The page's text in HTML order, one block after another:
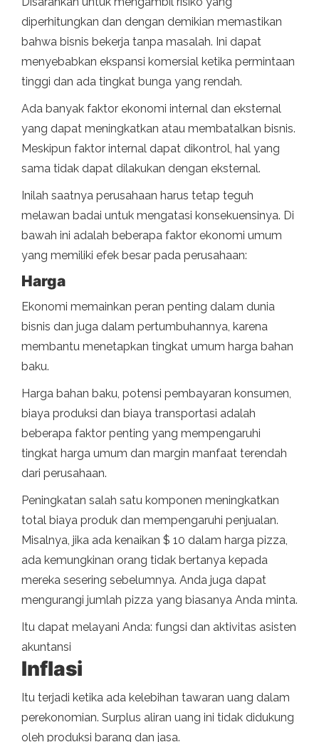
diperhitungkan dan dengan demikian memastikan
bahwa bisnis bekerja tanpa masalah. Ini dapat
menyebabkan ekspansi komersial ketika permintaan
tinggi dan ada tingkat bunga yang rendah.
Ada banyak faktor ekonomi internal dan eksternal
yang dapat meningkatkan atau membatalkan bisnis.
Meskipun faktor internal dapat dikontrol, hal yang
sama tidak dapat dilakukan dengan eksternal.
Inilah saatnya perusahaan harus tetap teguh
melawan badai untuk mengatasi konsekuensinya. Di
bawah ini adalah beberapa faktor ekonomi umum
yang memiliki efek besar pada perusahaan:
Harga
Ekonomi memainkan peran penting dalam dunia
bisnis dan juga dalam pertumbuhannya, karena
membantu menetapkan tingkat umum harga bahan
baku.
Harga bahan baku, potensi pembayaran konsumen,
biaya produksi dan biaya transportasi adalah
beberapa faktor penting yang mempengaruhi
tingkat harga umum dan margin manfaat terendah
dari perusahaan.
Peningkatan salah satu komponen meningkatkan
total biaya produk dan mempengaruhi penjualan.
Misalnya, jika ada kenaikan $ 10 dalam harga pizza,
ada kemungkinan orang tidak bertanya kepada
mereka sesering sebelumnya. Anda juga dapat
mengurangi jumlah pizza yang biasanya Anda minta.
Itu dapat melayani Anda: fungsi dan aktivitas asisten
akuntansi
Inflasi
Itu terjadi ketika ada kelebihan tawaran uang dalam
perekonomian. Surplus aliran uang ini tidak didukung
oleh produksi barang dan jasa.